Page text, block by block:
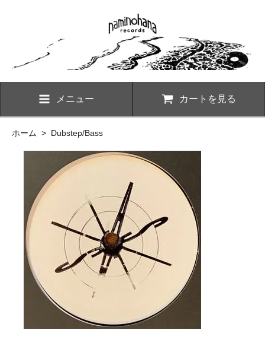
メニュー カートを見る
ホーム > Dubstep/Bass